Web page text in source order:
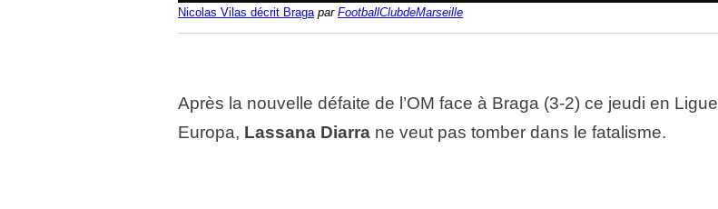
Nicolas Vilas décrit Braga par FootballClubdeMarseille
Après la nouvelle défaite de l’OM face à Braga (3-2) ce jeudi en Ligue
Europa, Lassana Diarra ne veut pas tomber dans le fatalisme.